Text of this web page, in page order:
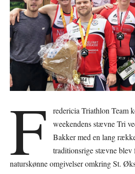
F
redericia Triathlon Team
weekendens stævne Tri
Bakker med en lang
traditionsrige stævne
naturskønne omgivelser omkring St.